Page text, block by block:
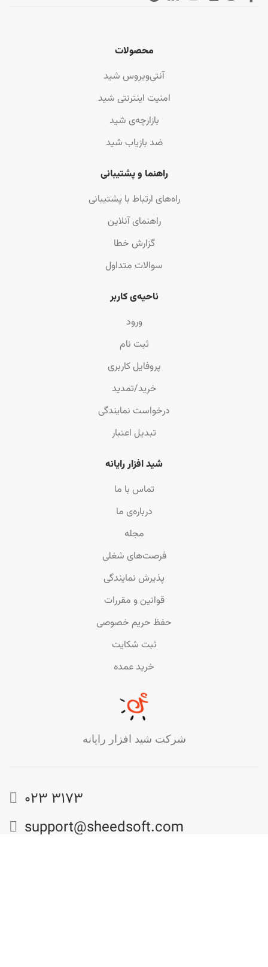
محصولات
آنتی‌ویروس شید
امنیت اینترنتی شید
بازارچه‌ی شید
ضد بازیاب شید
راهنما و پشتیبانی
راه‌های ارتباط با پشتیبانی
راهنمای آنلاین
گزارش خطا
سوالات متداول
ناحیه‌ی کاربر
ورود
ثبت نام
پروفایل کاربری
خرید/تمدید
درخواست نمایندگی
تبدیل اعتبار
شید افزار رایانه
تماس با ما
درباره‌ی ما
مجله
فرصت‌های شغلی
پذیرش نمایندگی
قوانین و مقررات
حفظ حریم خصوصی
ثبت شکایت
خرید عمده
شرکت شید افزار رایانه
023 3173
support@sheedsoft.com